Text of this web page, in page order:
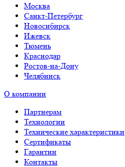
Москва
Санкт-Петербург
Новосибирск
Ижевск
Тюмень
Краснодар
Ростов-на-Дону
Челябинск
О компании
Партнерам
Технологии
Технические характеристики
Сертификаты
Гарантии
Контакты